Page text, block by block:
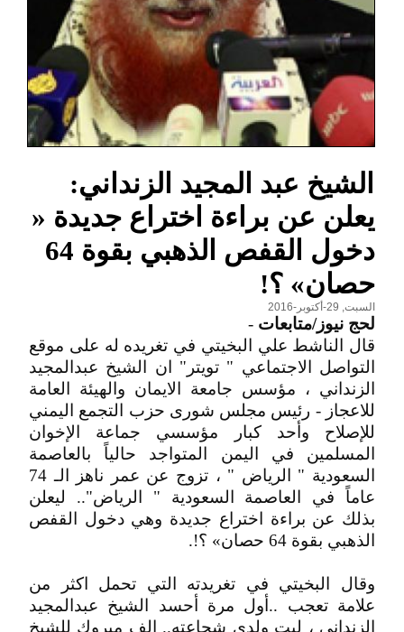
الشيخ عبد المجيد الزنداني:
يعلن عن براءة اختراع جديدة «
دخول القفص الذهبي بقوة 64
حصان» ؟!
السبت, 29-أكتوبر-2016
لحج نيوز/متابعات -
قال الناشط علي البخيتي في تغريده له على موقع
التواصل الاجتماعي " تويتر" ان الشيخ عبدالمجيد
الزنداني ، مؤسس جامعة الايمان والهيئة العامة
للاعجاز - رئيس مجلس شورى حزب التجمع اليمني
للإصلاح وأحد كبار مؤسسي جماعة الإخوان
المسلمين في اليمن المتواجد حالياً بالعاصمة
السعودية " الرياض " ، تزوج عن عمر ناهز الـ 74
عاماً في العاصمة السعودية " الرياض".. ليعلن
بذلك عن براءة اختراع جديدة وهي دخول القفص
الذهبي بقوة 64 حصان» ؟!.
وقال البخيتي في تغريدته التي تحمل اكثر من
علامة تعجب ..أول مرة أحسد الشيخ عبدالمجيد
الزنداني ، ليت ولدي شجاعته.. الف مبروك للشيخ